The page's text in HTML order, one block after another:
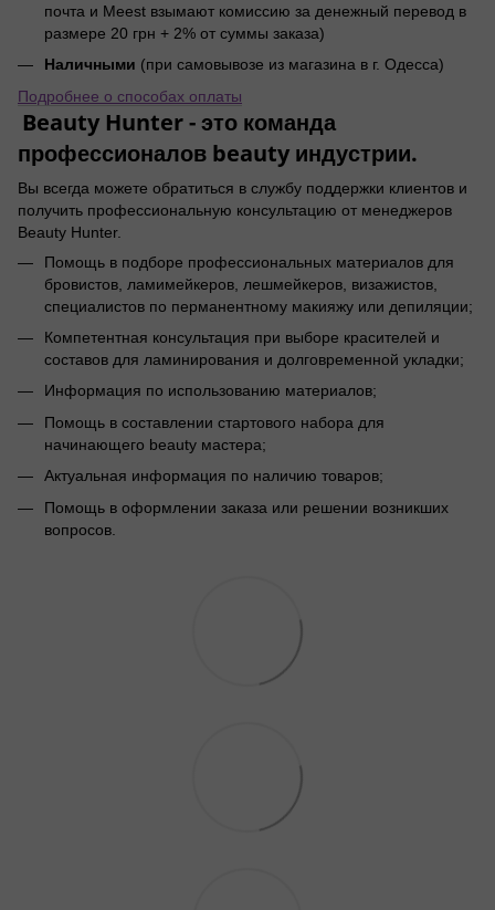
почта и Meest взымают комиссию за денежный перевод в
размере 20 грн + 2% от суммы заказа)
Наличными (при самовывозе из магазина в г. Одесса)
Подробнее о способах оплаты
Beauty Hunter - это команда
профессионалов beauty индустрии.
Вы всегда можете обратиться в службу поддержки клиентов и
получить профессиональную консультацию от менеджеров
Beauty Hunter.
Помощь в подборе профессиональных материалов для
бровистов, ламимейкеров, лешмейкеров, визажистов,
специалистов по перманентному макияжу или депиляции;
Компетентная консультация при выборе красителей и
составов для ламинирования и долговременной укладки;
Информация по использованию материалов;
Помощь в составлении стартового набора для
начинающего beauty мастера;
Актуальная информация по наличию товаров;
Помощь в оформлении заказа или решении возникших
вопросов.